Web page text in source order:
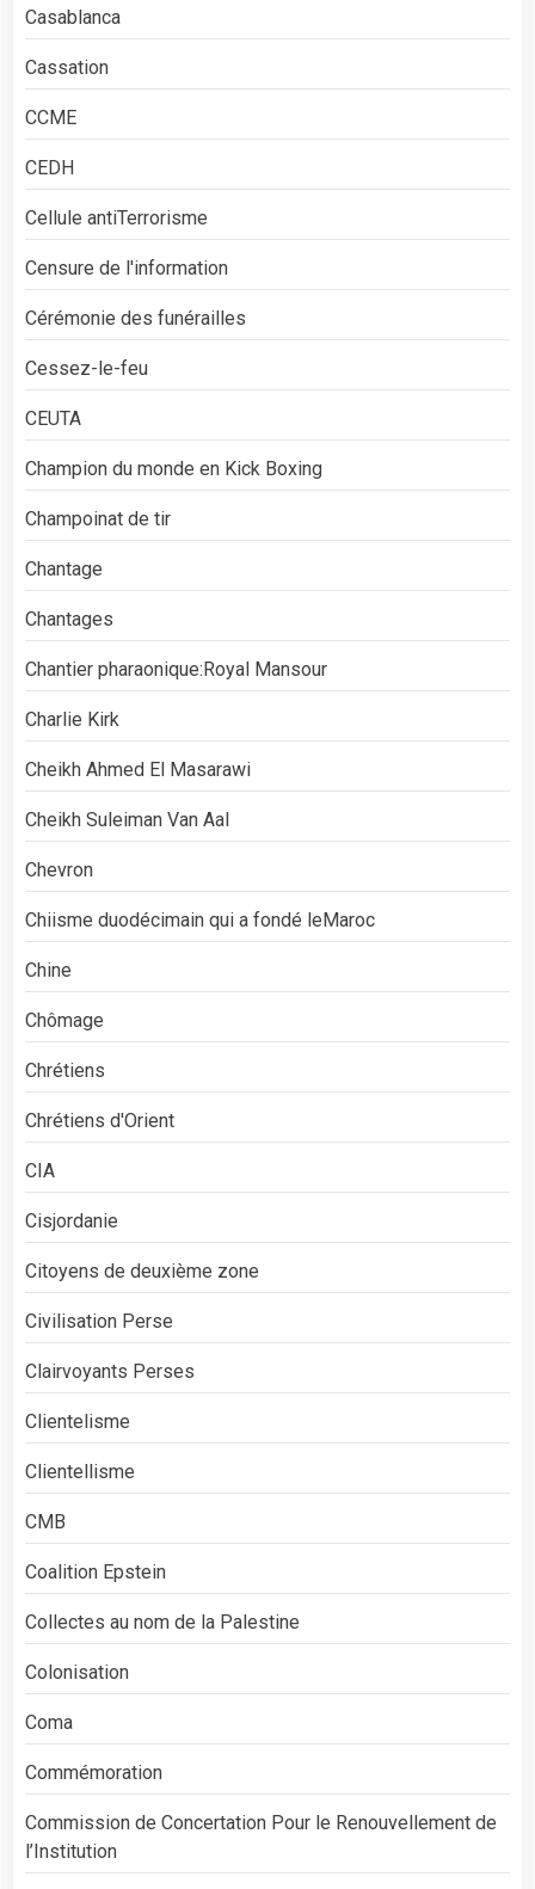
Casablanca
Cassation
CCME
CEDH
Cellule antiTerrorisme
Censure de l'information
Cérémonie des funérailles
Cessez-le-feu
CEUTA
Champion du monde en Kick Boxing
Champoinat de tir
Chantage
Chantages
Chantier pharaonique:Royal Mansour
Charlie Kirk
Cheikh Ahmed El Masarawi
Cheikh Suleiman Van Aal
Chevron
Chiisme duodécimain qui a fondé leMaroc
Chine
Chômage
Chrétiens
Chrétiens d'Orient
CIA
Cisjordanie
Citoyens de deuxième zone
Civilisation Perse
Clairvoyants Perses
Clientelisme
Clientellisme
CMB
Coalition Epstein
Collectes au nom de la Palestine
Colonisation
Coma
Commémoration
Commission de Concertation Pour le Renouvellement de
l’Institution